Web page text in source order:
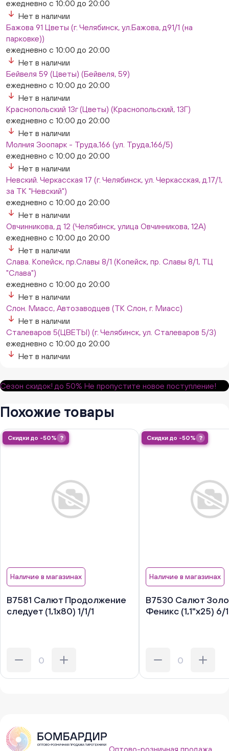
ежедневно с 10:00 до 20:00
Нет в наличии
Бажова 91 Цветы (г. Челябинск, ул.Бажова, д91/1 (на
парковке))
ежедневно с 10:00 до 20:00
Нет в наличии
Бейвеля 59 (Цветы) (Бейвеля, 59)
ежедневно с 10:00 до 20:00
Нет в наличии
Краснопольский 13г (Цветы) (Краснопольский, 13Г)
ежедневно с 10:00 до 20:00
Нет в наличии
Молния Зоопарк - Труда,166 (ул. Труда,166/5)
ежедневно с 10:00 до 20:00
Нет в наличии
Невский. Черкасская 17 (г. Челябинск, ул. Черкасская, д.17/1,
за ТК "Невский")
ежедневно с 10:00 до 20:00
Нет в наличии
Овчинникова, д 12 (Челябинск, улица Овчинникова, 12А)
ежедневно с 10:00 до 20:00
Нет в наличии
Слава. Копейск, пр.Славы 8/1 (Копейск, пр. Славы 8/1, ТЦ
"Слава")
ежедневно с 10:00 до 20:00
Нет в наличии
Слон. Миасс, Автозаводцев (ТК Слон, г. Миасс)
Нет в наличии
Сталеваров 5(ЦВЕТЫ) (г. Челябинск, ул. Сталеваров 5/3)
ежедневно с 10:00 до 20:00
Нет в наличии
Сезон скидок! до 50% Не пропустите новое поступление!
Похожие товары
Скидки до -50% ?
Наличие в магазинах
В7581 Салют Продолжение
следует (1,1х80) 1/1/1
Скидки до -50% ?
Наличие в магазинах
В7530 Салют
Феникс (1,1"х25) 6/1
Оптово-розничная продажа